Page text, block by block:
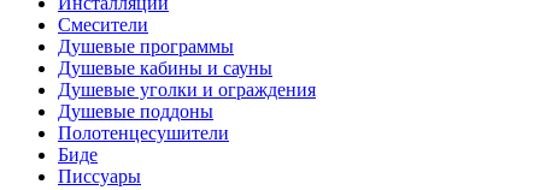
Смесители
Душевые программы
Душевые кабины и сауны
Душевые уголки и ограждения
Душевые поддоны
Полотенцесушители
Биде
Писсуары